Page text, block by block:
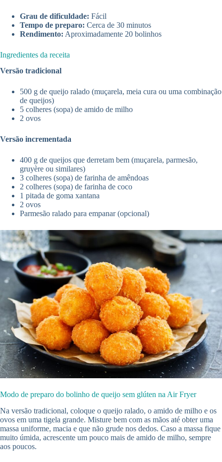
Grau de dificuldade: Fácil
Tempo de preparo: Cerca de 30 minutos
Rendimento: Aproximadamente 20 bolinhos
Ingredientes da receita
Versão tradicional
500 g de queijo ralado (muçarela, meia cura ou uma combinação
de queijos)
5 colheres (sopa) de amido de milho
2 ovos
Versão incrementada
400 g de queijos que derretam bem (muçarela, parmesão,
gruyère ou similares)
3 colheres (sopa) de farinha de amêndoas
2 colheres (sopa) de farinha de coco
1 pitada de goma xantana
2 ovos
Parmesão ralado para empanar (opcional)
Modo de preparo do bolinho de queijo sem glúten na Air Fryer
Na versão tradicional, coloque o queijo ralado, o amido de milho e os
ovos em uma tigela grande. Misture bem com as mãos até obter uma
massa uniforme, macia e que não grude nos dedos. Caso a massa fique
muito úmida, acrescente um pouco mais de amido de milho, sempre
aos poucos.